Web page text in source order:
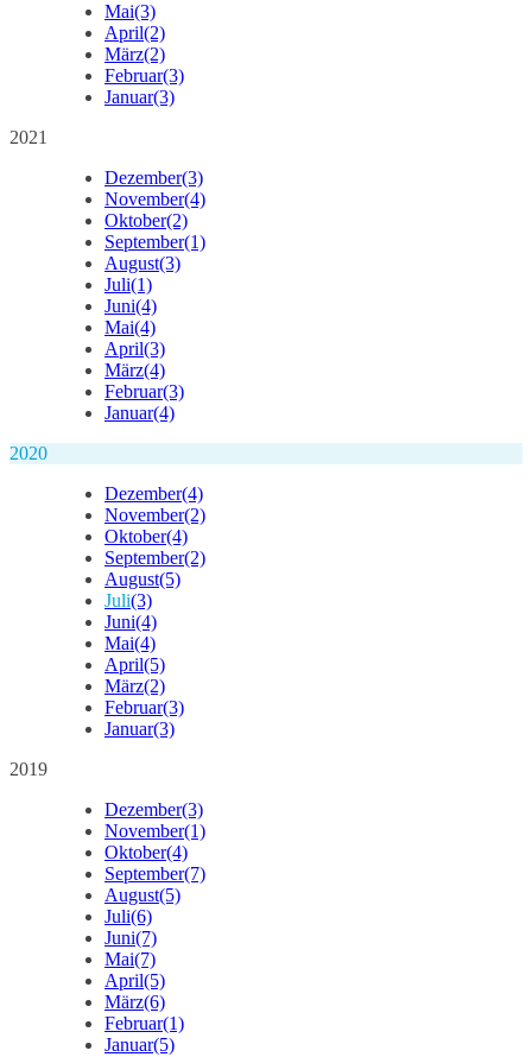
Mai(3)
April(2)
März(2)
Februar(3)
Januar(3)
2021
Dezember(3)
November(4)
Oktober(2)
September(1)
August(3)
Juli(1)
Juni(4)
Mai(4)
April(3)
März(4)
Februar(3)
Januar(4)
2020
Dezember(4)
November(2)
Oktober(4)
September(2)
August(5)
Juli(3)
Juni(4)
Mai(4)
April(5)
März(2)
Februar(3)
Januar(3)
2019
Dezember(3)
November(1)
Oktober(4)
September(7)
August(5)
Juli(6)
Juni(7)
Mai(7)
April(5)
März(6)
Februar(1)
Januar(5)